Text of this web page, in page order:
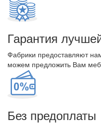
Гарантия
Фабрики предоставляют
можем предложить Вам
Без предоплаты